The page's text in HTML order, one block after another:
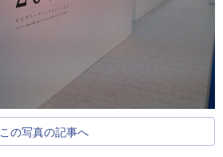
この写真の記事へ